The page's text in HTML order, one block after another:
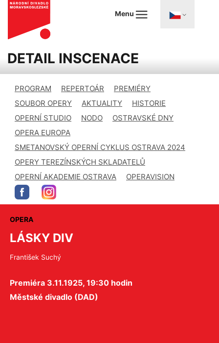
Menu
DETAIL INSCENACE
PROGRAM REPERTOÁR
PREMIÉRY
SOUBOR OPERY
AKTUALITY
HISTORIE
OPERNÍ STUDIO
NODO
OSTRAVSKÉ DNY
OPERA EUROPA
SMETANOVSKÝ OPERNÍ CYKLUS OSTRAVA 2024
OPERY TEREZÍNSKÝCH SKLADATELŮ
OPERNÍ AKADEMIE OSTRAVA
OPERAVISION
OPERA
LÁSKY DIV
František Suchý
Premiéra 3.11.1925, 19:30 hodin
Městské divadlo (DAD)